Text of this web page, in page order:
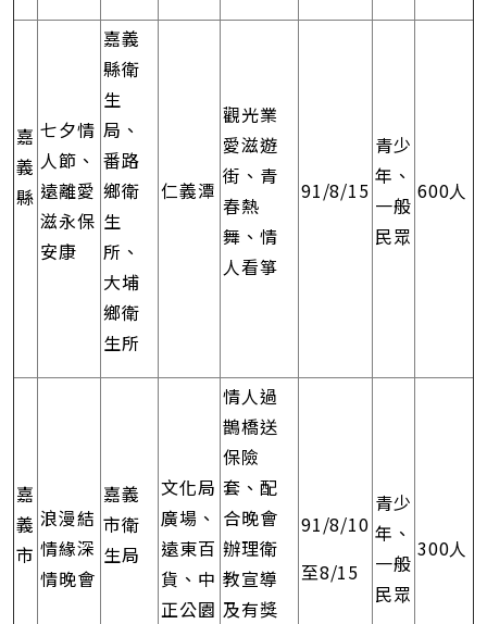
嘉
義
縣
七夕情
人節、
遠離愛
滋永保
安康
嘉義
縣衛
生
局、
番路
鄉衛
生
所、
大埔
鄉衛
生所
仁義潭
觀光業
愛滋遊
街、青
春熱
舞、情
人看箏
91/8/15
青少
年、
一般
民眾
600人
嘉
義
市
浪漫結
情緣深
情晚會
嘉義
市衛
生局
文化局
廣場、
遠東百
貨、中
正公園
情人過
鵲橋送
保險
套、配
合晚會
辦理衛
教宣導
及有獎
91/8/10
至8/15
青少
年、
一般
民眾
300人